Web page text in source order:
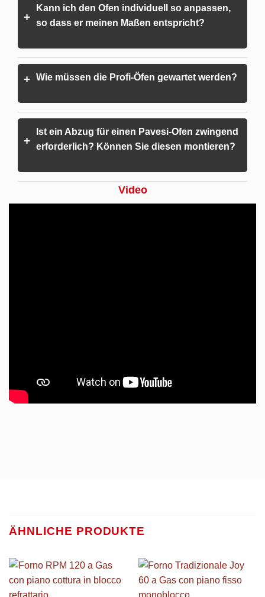
+
Kann ich den Ofen individuell so anpassen,
so dass er meinen Maßen entspricht?
+ Wie müssen die Profi-Öfen gewartet werden?
+
Ist ein Abzug für einen Pavesi-Ofen zwingend
erforderlich? Können Sie diesen montieren?
Video
ÄHNLICHE PRODUKTE